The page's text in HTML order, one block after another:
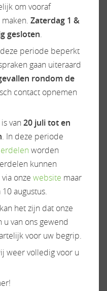
(vast)
om vooraf
Zaterdag 1 &
gesloten.
periode beperkt
gaan uiteraard
rondom de
contact opnemen
is van 20 juli tot en
. In deze periode
worden
kunnen
onze website maar
augustus.
het zijn dat onze
van ons gewend
voor uw begrip.
weer volledig voor u